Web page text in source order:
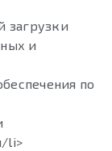
загрузки
и
по
li>